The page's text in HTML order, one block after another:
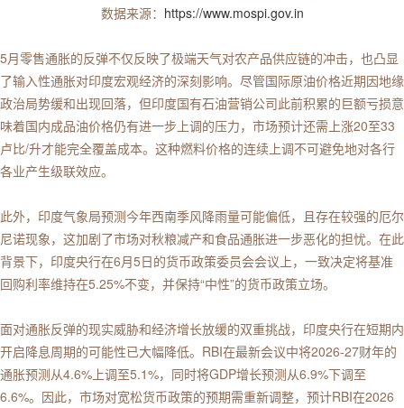
数据来源： https://www.mospi.gov.in
5月零售通胀的反弹不仅反映了极端天气对农产品供应链的冲击，也凸显
了输入性通胀对印度宏观经济的深刻影响。尽管国际原油价格近期因地缘
政治局势缓和出现回落，但印度国有石油营销公司此前积累的巨额亏损意
味着国内成品油价格仍有进一步上调的压力，市场预计还需上涨20至33
卢比/升才能完全覆盖成本。这种燃料价格的连续上调不可避免地对各行
各业产生级联效应。
此外，印度气象局预测今年西南季风降雨量可能偏低，且存在较强的厄尔
尼诺现象，这加剧了市场对秋粮减产和食品通胀进一步恶化的担忧。在此
背景下，印度央行在6月5日的货币政策委员会会议上，一致决定将基准
回购利率维持在5.25%不变，并保持“中性”的货币政策立场。
面对通胀反弹的现实威胁和经济增长放缓的双重挑战，印度央行在短期内
开启降息周期的可能性已大幅降低。RBI在最新会议中将2026-27财年的
通胀预测从4.6%上调至5.1%，同时将GDP增长预测从6.9%下调至
6.6%。因此，市场对宽松货币政策的预期需重新调整，预计RBI在2026